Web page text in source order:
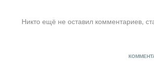
Никто ещё не оставил комментариев,